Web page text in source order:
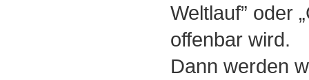
Weltlauf” oder
offenbar wird.
Dann werden